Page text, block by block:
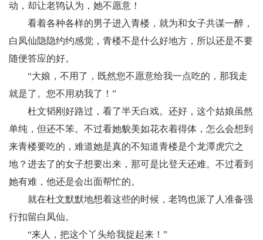
动，却让老鸨认为，她不愿意！
看着各种各样的男子进入青楼，就为和女子共谋一醉，
白凤仙隐隐约约感觉，青楼不是什么好地方，所以还是不要
随便答应的好。
“大娘，不用了，既然您不愿意给我一点吃的，那我走
就是了。您不用劝我了！”
杜文韬刚好路过，看了半天白戏。还好，这个姑娘虽然
单纯，但还不笨。不过看她貌美如花衣着得体，怎么会想到
来青楼要吃的，难道她是真的不知道青楼是个龙潭虎穴之
地？进去了的女子想要出来，那可是比登天还难。不过看到
她有难，他还是会出面帮忙的。
就在杜文默默地想着这些的时候，老鸨也派了人准备强
行扣留白凤仙。
“来人，把这个丫头给我捉起来！”